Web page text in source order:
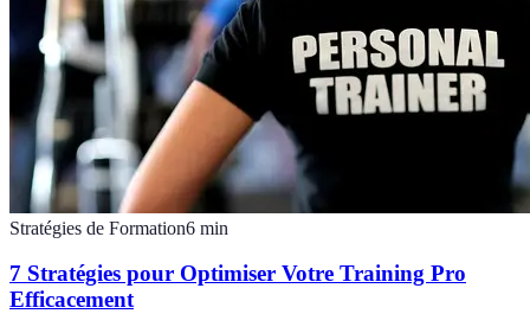
Stratégies de Formation6 min
7 Stratégies pour Optimiser Votre Training Pro
Efficacement